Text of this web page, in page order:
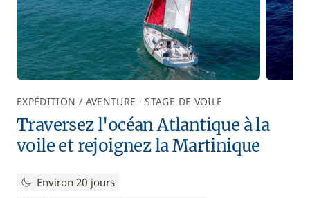
EXPÉDITION / AVENTURE STAGE DE VOILE
Traversez l'océan Atlantique à la
voile et rejoignez la Martinique
Environ 20 jours